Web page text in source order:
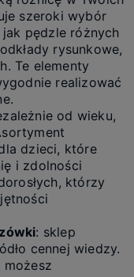
szeroki wybór
pędzle różnych
rysunkowe,
Te elementy
realizować
od wieku,
dzieci, które
i zdolności
którzy
: sklep
cennej wiedzy.